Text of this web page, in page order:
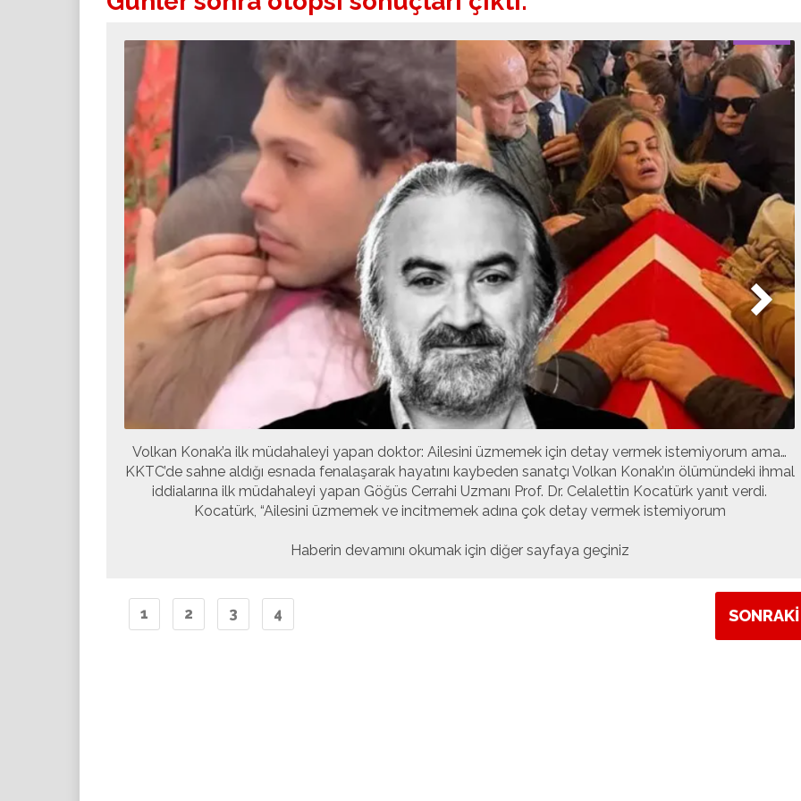
Volkan Konak’a ilk müdahaleyi yapan doktor: Ailesini üzmemek için detay vermek istemiyorum ama…
KKTC’de sahne aldığı esnada fenalaşarak hayatını kaybeden sanatçı Volkan Konak’ın ölümündeki ihmal
iddialarına ilk müdahaleyi yapan Göğüs Cerrahi Uzmanı Prof. Dr. Celalettin Kocatürk yanıt verdi.
Kocatürk, “Ailesini üzmemek ve incitmemek adına çok detay vermek istemiyorum
Haberin devamını okumak için diğer sayfaya geçiniz
1 2 3 4 SONRAKİ